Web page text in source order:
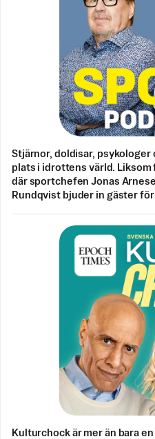
Stjärnor, doldisar, psykologer
plats i idrottens värld.
där sportchefen Jonas
Rundqvist bjuder in gäster
Kulturchock är mer än bara